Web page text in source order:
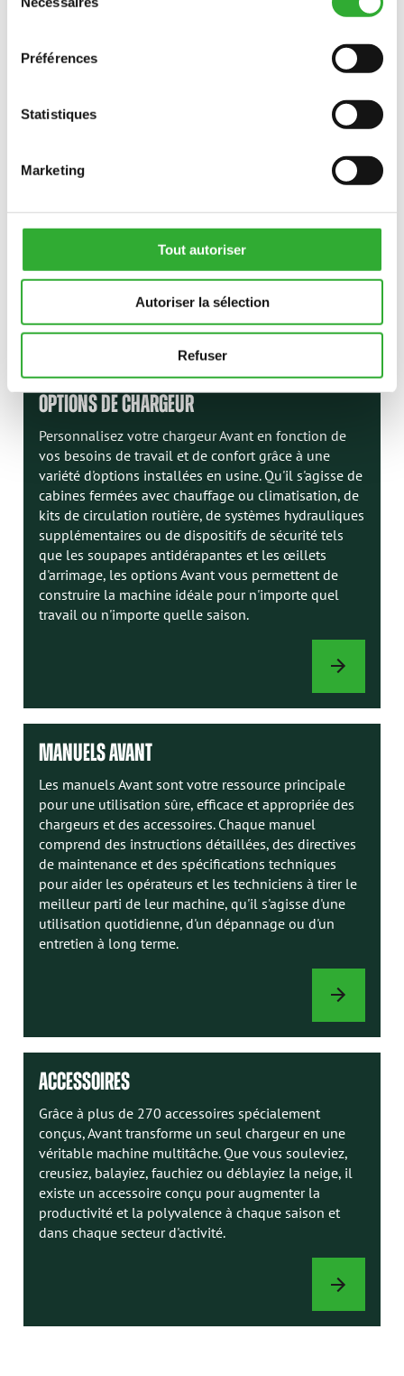
Préférences
Statistiques
Marketing
Tout autoriser
Autoriser la sélection
Refuser
OPTIONS DE CHARGEUR
Personnalisez votre chargeur Avant en fonction de
vos besoins de travail et de confort grâce à une
variété d'options installées en usine. Qu'il s'agisse de
cabines fermées avec chauffage ou climatisation, de
kits de circulation routière, de systèmes hydrauliques
supplémentaires ou de dispositifs de sécurité tels
que les soupapes antidérapantes et les œillets
d'arrimage, les options Avant vous permettent de
construire la machine idéale pour n'importe quel
travail ou n'importe quelle saison.
OPTIONS
DE
CHARGEUR
MANUELS AVANT
Les manuels Avant sont votre ressource principale
pour une utilisation sûre, efficace et appropriée des
chargeurs et des accessoires. Chaque manuel
comprend des instructions détaillées, des directives
de maintenance et des spécifications techniques
pour aider les opérateurs et les techniciens à tirer le
meilleur parti de leur machine, qu'il s'agisse d'une
utilisation quotidienne, d'un dépannage ou d'un
entretien à long terme.
MANUELS
ACCESSOIRES
Grâce à plus de 270 accessoires spécialement
conçus, Avant transforme un seul chargeur en une
véritable machine multitâche. Que vous souleviez,
creusiez, balayiez, fauchiez ou déblayiez la neige, il
existe un accessoire conçu pour augmenter la
productivité et la polyvalence à chaque saison et
dans chaque secteur d'activité.
ACCESSOIRES